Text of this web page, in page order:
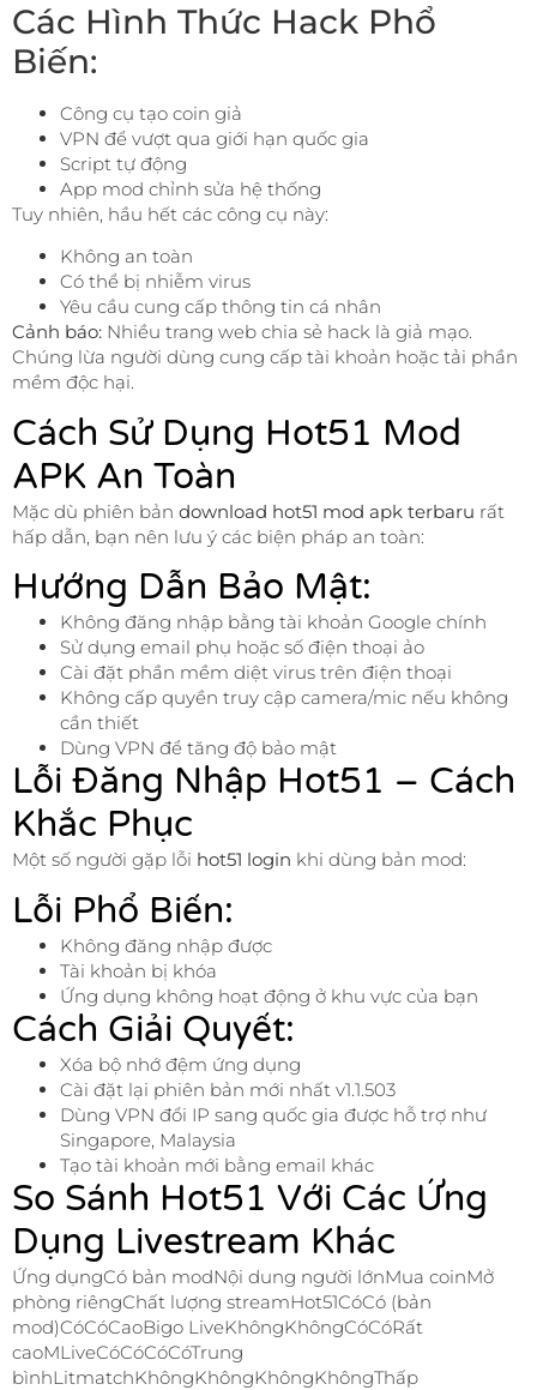
Các Hình Thức Hack Phổ
Biến:
Công cụ tạo coin giả
VPN để vượt qua giới hạn quốc gia
Script tự động
App mod chỉnh sửa hệ thống
Tuy nhiên, hầu hết các công cụ này:
Không an toàn
Có thể bị nhiễm virus
Yêu cầu cung cấp thông tin cá nhân
Cảnh báo: Nhiều trang web chia sẻ hack là giả mạo.
Chúng lừa người dùng cung cấp tài khoản hoặc tải phần
mềm độc hại.
Cách Sử Dụng Hot51 Mod
APK An Toàn
Mặc dù phiên bản download hot51 mod apk terbaru rất
hấp dẫn, bạn nên lưu ý các biện pháp an toàn:
Hướng Dẫn Bảo Mật:
Không đăng nhập bằng tài khoản Google chính
Sử dụng email phụ hoặc số điện thoại ảo
Cài đặt phần mềm diệt virus trên điện thoại
Không cấp quyền truy cập camera/mic nếu không
cần thiết
Dùng VPN để tăng độ bảo mật
Lỗi Đăng Nhập Hot51 – Cách
Khắc Phục
Một số người gặp lỗi hot51 login khi dùng bản mod:
Lỗi Phổ Biến:
Không đăng nhập được
Tài khoản bị khóa
Ứng dụng không hoạt động ở khu vực của bạn
Cách Giải Quyết:
Xóa bộ nhớ đệm ứng dụng
Cài đặt lại phiên bản mới nhất v1.1.503
Dùng VPN đổi IP sang quốc gia được hỗ trợ như
Singapore, Malaysia
Tạo tài khoản mới bằng email khác
So Sánh Hot51 Với Các Ứng
Dụng Livestream Khác
Ứng dụngCó bản modNội dung người lớnMua coinMở
phòng riêngChất lượng streamHot51CóCó (bản
mod)CóCóCaoBigo LiveKhôngKhôngCóCóRất
caoMLiveCóCóCóCóTrung
bìnhLitmatchKhôngKhôngKhôngKhôngThấp